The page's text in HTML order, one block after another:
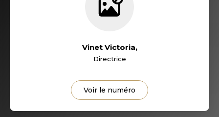
Vinet Victoria,
Directrice
Voir le numéro